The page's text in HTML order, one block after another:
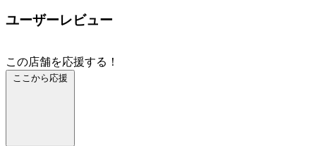
ユーザーレビュー
この店舗を応援する！
ここから応援